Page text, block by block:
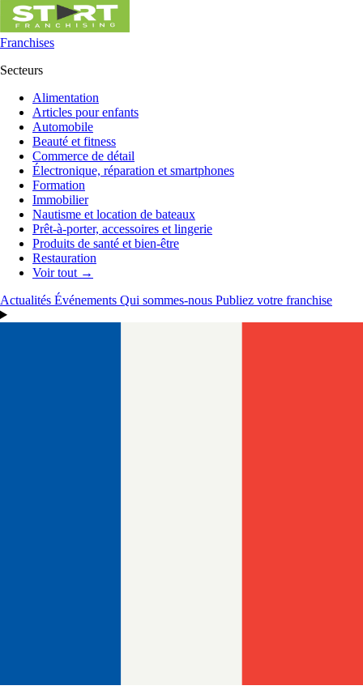
Franchises
Secteurs
Alimentation
Articles pour enfants
Automobile
Beauté et fitness
Commerce de détail
Électronique, réparation et smartphones
Formation
Immobilier
Nautisme et location de bateaux
Prêt-à-porter, accessoires et lingerie
Produits de santé et bien-être
Restauration
Voir tout →
Actualités Événements Qui sommes-nous Publiez votre franchise